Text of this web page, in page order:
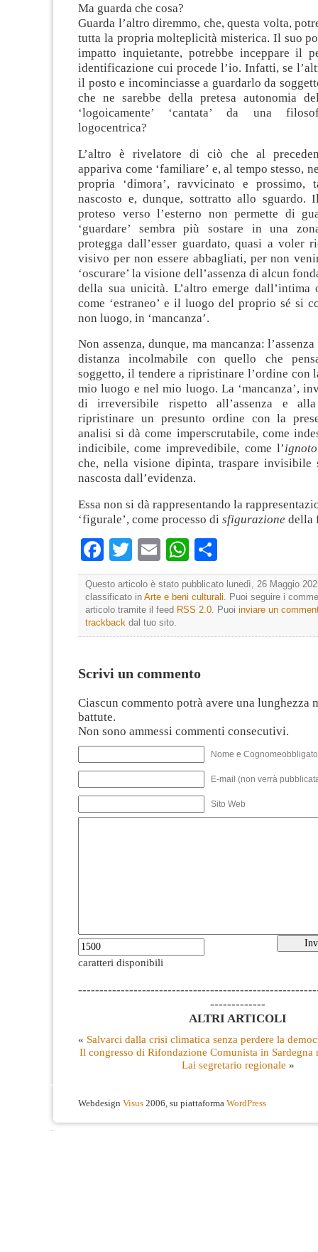
Ma guarda che cosa?
Guarda l’altro diremmo, che, questa volta,
tutta la propria molteplicità misterica. Il suo
impatto inquietante, potrebbe inceppare il
identificazione cui procede l’io. Infatti, se
il posto e incominciasse a guardarlo da
che ne sarebbe della pretesa autonomia
‘logoicamente’ ‘cantata’ da una
logocentrica?
L’altro è rivelatore di ciò che al
appariva come ‘familiare’ e, al tempo stesso,
propria ‘dimora’, ravvicinato e prossimo,
nascosto e, dunque, sottratto allo sguardo.
proteso verso l’esterno non permette di
‘guardare’ sembra più sostare in una
protegga dall’esser guardato, quasi a voler
visivo per non essere abbagliati, per non
‘oscurare’ la visione dell’assenza di alcun
della sua unicità. L’altro emerge dall’intima
come ‘estraneo’ e il luogo del proprio sé si
non luogo, in ‘mancanza’.
Non assenza, dunque, ma mancanza:
distanza incolmabile con quello che
soggetto, il tendere a ripristinare l’ordine con
mio luogo e nel mio luogo. La ‘mancanza’,
di irreversibile rispetto all’assenza e
ripristinare un presunto ordine con la
analisi si dà come imperscrutabile, come
indicibile, come imprevedibile, come l’
che, nella visione dipinta, traspare invisibile
nascosta dall’evidenza.
Essa non si dà rappresentando la
‘figurale’, come processo di sfigurazione della
Facebook
TwitterEmailWhatsApp
Questo articolo è stato pubblicato lunedì, 26 Maggio
classificato in Arte e beni culturali . Puoi seguire i
articolo tramite il feed RSS 2.0 . Puoi inviare un
trackback dal tuo sito.
Scrivi un commento
Ciascun commento potrà avere una lunghezza
battute.
Non sono ammessi commenti consecutivi.
Nome e
E-mail (non verrà
Sito Web
caratteri disponibili
-------------
ALTRI ARTICOLI
« Salvarci dalla crisi climatica senza perdere la
Il congresso di Rifondazione Comunista in
Lai segretario regionale »
Webdesign Visus 2006, su piattaforma WordPress